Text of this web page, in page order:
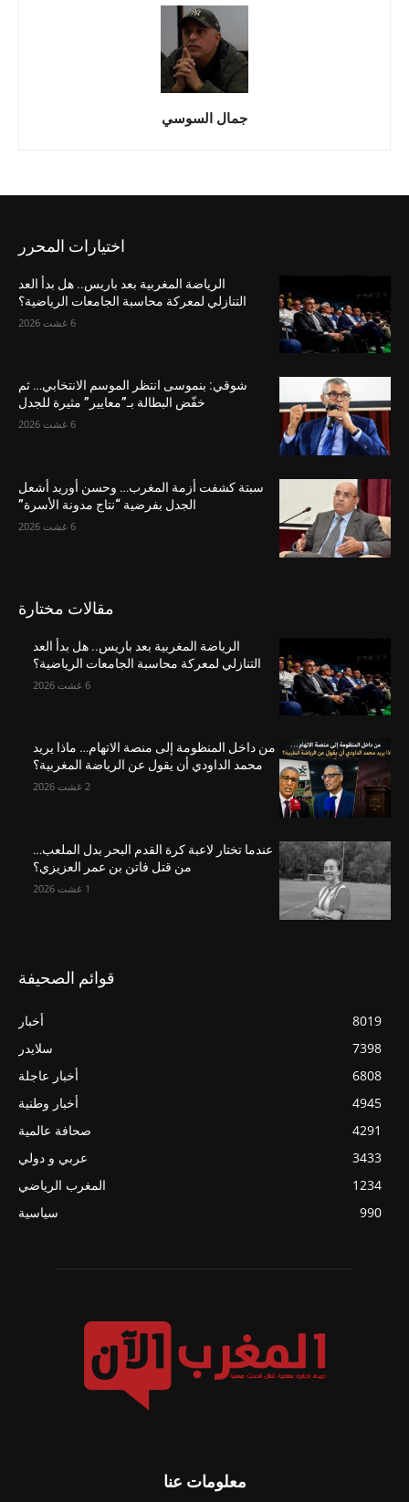
جمال السوسي
اختيارات المحرر
الرياضة المغربية بعد باريس.. هل بدأ العد
التنازلي لمعركة محاسبة الجامعات الرياضية؟
6 غشت 2026
شوقي: بنموسى انتظر الموسم الانتخابي… ثم
خفّض البطالة بـ”معايير” مثيرة للجدل
6 غشت 2026
سبتة كشفت أزمة المغرب… وحسن أوريد أشعل
الجدل بفرضية “نتاج مدونة الأسرة”
6 غشت 2026
مقالات مختارة
الرياضة المغربية بعد باريس.. هل بدأ العد
التنازلي لمعركة محاسبة الجامعات الرياضية؟
6 غشت 2026
من داخل المنظومة إلى منصة الاتهام… ماذا يريد
محمد الداودي أن يقول عن الرياضة المغربية؟
2 غشت 2026
عندما تختار لاعبة كرة القدم البحر بدل الملعب…
من قتل فاتن بن عمر العزيزي؟
1 غشت 2026
قوائم الصحيفة
أخبار
8019
سلايدر
7398
أخبار عاجلة
6808
أخبار وطنية
4945
صحافة عالمية
4291
عربي و دولي
3433
المغرب الرياضي
1234
سياسية
990
معلومات عنا